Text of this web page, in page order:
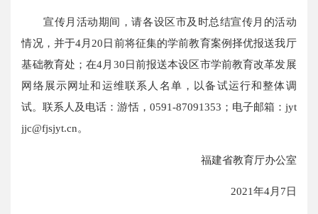
宣传月活动期间，请各设区市及时总结宣传月的活动
情况，并于4月20日前将征集的学前教育案例择优报送我厅
基础教育处；在4月30日前报送本设区市学前教育改革发展
网络展示网址和运维联系人名单，以备试运行和整体调
试。联系人及电话：游恬，0591-87091353；电子邮箱：jyt
jjc@fjsjyt.cn。
福建省教育厅办公室
2021年4月7日